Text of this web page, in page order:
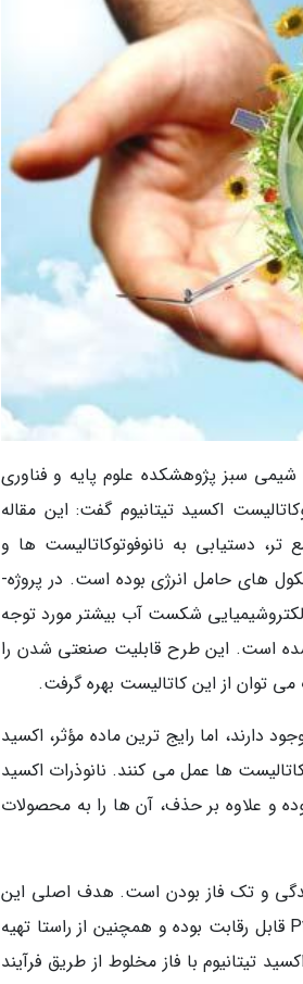
سبز پژوهشکده علوم پایه و فناوری
اکسید تیتانیوم گفت: این مقاله
دستیابی به نانوفوتوکاتالیست ها و
نانوکاتالیست های با کارایی بالا برای واکنش شکست آب و یا فوتوالکتروسنتز مولکول های حامل انرژی بوده است. در پروژه­
شکست آب بیشتر مورد توجه
شده است. این طرح قابلیت صنعتی شدن را
توان از این کاتالیست بهره گرفت.
دارند، اما رایج ترین ماده مؤثر، اکسید
ها عمل می کنند. نانوذرات اکسید
و علاوه بر حذف، آن ها را به محصولات
و تک فاز بودن است. هدف اصلی این
طرح ساخت فوتوکاتالیست فاز مخلوط اکسید تیتانیوم است تا با نمونه تجاری P25 قابل رقابت بوده و همچنین از راستا تهیه
تیتانیوم با فاز مخلوط از طریق فرآیند